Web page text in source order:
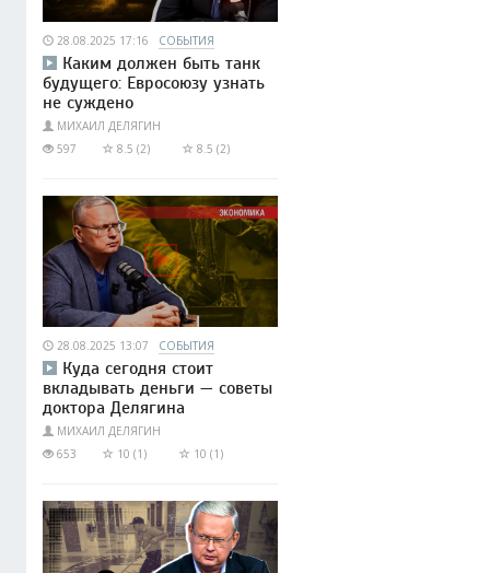
28.08.2025 17:16 СОБЫТИЯ
Каким должен быть танк
будущего: Евросоюзу узнать
не суждено
МИХАИЛ ДЕЛЯГИН
597
8.5 (2) 8.5 (2)
28.08.2025 13:07 СОБЫТИЯ
Куда сегодня стоит
вкладывать деньги — советы
доктора Делягина
МИХАИЛ ДЕЛЯГИН
653
10 (1) 10 (1)